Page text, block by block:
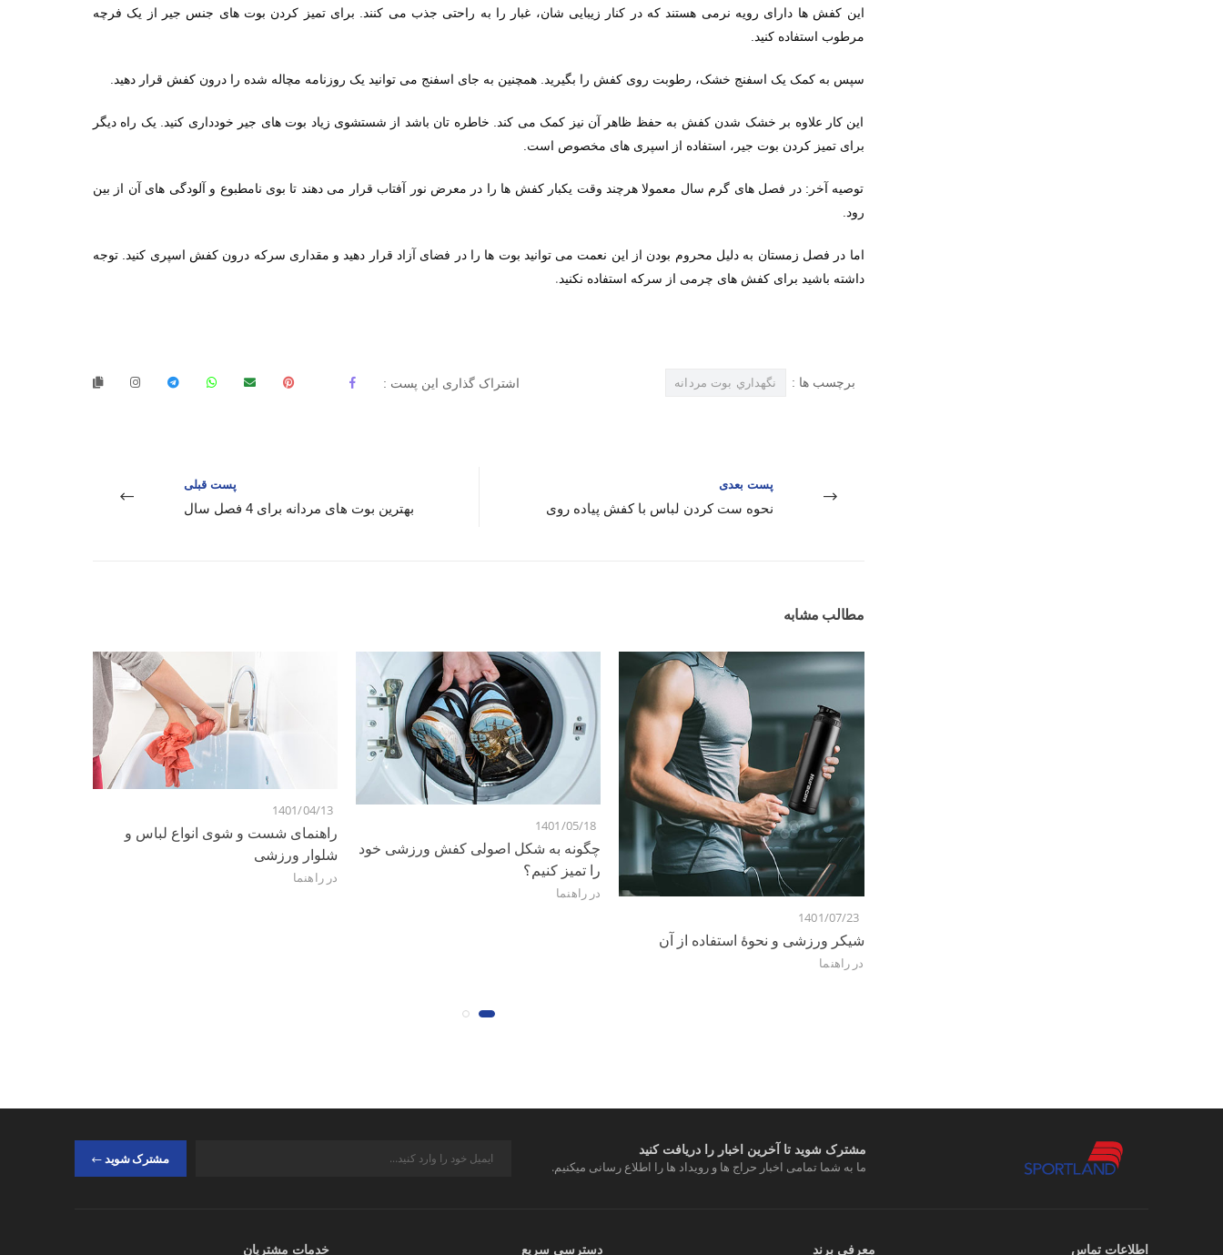
این کفش ها دارای رویه نرمی هستند که در کنار زیبایی شان، غبار را به راحتی جذب می کنند. برای تمیز کردن بوت های جنس جیر از یک فرچه
مرطوب استفاده کنید.
سپس به کمک یک اسفنج خشک، رطوبت روی کفش را بگیرید. همچنین به جای اسفنج می توانید یک روزنامه مچاله شده را درون کفش قرار دهید.
این کار علاوه بر خشک شدن کفش به حفظ ظاهر آن نیز کمک می کند. خاطره تان باشد از شستشوی زیاد بوت های جیر خودداری کنید. یک راه دیگر
برای تمیز کردن بوت جیر، استفاده از اسپری های مخصوص است.
توصیه آخر: در فصل های گرم سال معمولا هرچند وقت یکبار کفش ها را در معرض نور آفتاب قرار می دهند تا بوی نامطبوع و آلودگی های آن از بین
رود.
اما در فصل زمستان به دلیل محروم بودن از این نعمت می توانید بوت ها را در فضای آزاد قرار دهید و مقداری سرکه درون کفش اسپری کنید. توجه
داشته باشید برای کفش های چرمی از سرکه استفاده نکنید.
برچسب ها : نگهداري بوت مردانه اشتراک گذاری این پست :
پست قبلی
بهترین بوت های مردانه برای 4 فصل سال
پست بعدی
نحوه ست کردن لباس با کفش پیاده روی
مطالب مشابه
1401/07/23
شیکر ورزشی و نحوۀ استفاده از آن
در راهنما
1401/05/18
چگونه به شکل اصولی کفش‌ ورزشی خود
را تمیز کنیم؟
درراهنما
1401/04/13
راهنمای شست و شوی انواع لباس و
شلوار ورزشی
درراهنما
مشترک شوید تا آخرین اخبار را دریافت کنید
ما به شما تمامی اخبار حراج ها و رویداد ها را اطلاع رسانی میکنیم.
مشترک شوید
اطلاعات تماس معرفی برند دسترسی سریع خدمات مشتریان